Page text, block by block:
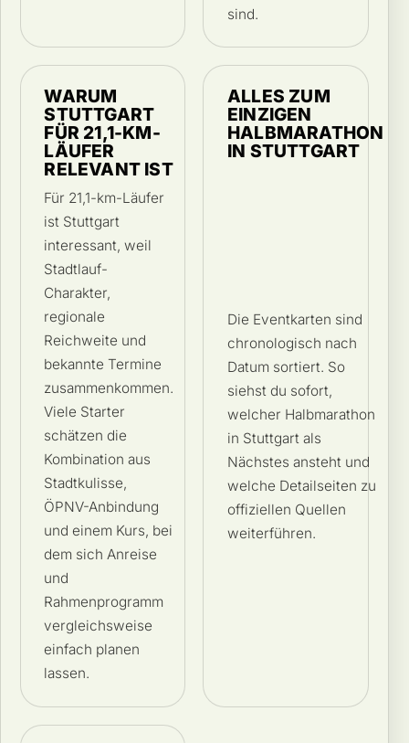
sind.
WARUM
STUTTGART
FÜR 21,1-KM-
LÄUFER
RELEVANT IST
Für 21,1-km-Läufer
ist Stuttgart
interessant, weil
Stadtlauf-
Charakter,
regionale
Reichweite und
bekannte Termine
zusammenkommen.
Viele Starter
schätzen die
Kombination aus
Stadtkulisse,
ÖPNV-Anbindung
und einem Kurs, bei
dem sich Anreise
und
Rahmenprogramm
vergleichsweise
einfach planen
lassen.
ALLES ZUM
EINZIGEN
HALBMARATHON
IN STUTTGART
Die Eventkarten sind
chronologisch nach
Datum sortiert. So
siehst du sofort,
welcher Halbmarathon
in Stuttgart als
Nächstes ansteht und
welche Detailseiten zu
offiziellen Quellen
weiterführen.